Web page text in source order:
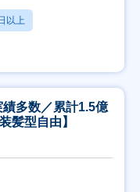
以上
多数／累計1.5億
髪型自由】